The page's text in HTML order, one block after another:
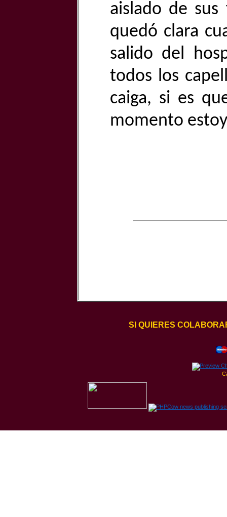
aislado de sus
quedó clara
salido del
todos los
caiga, si es
momento
SI QUIERES